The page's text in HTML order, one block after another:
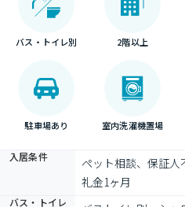
バス・トイレ別 2階以上
駐車場あり 室内洗濯機置場
入居条件
ペット相談、保証人
礼金1ヶ月
バス・トイレ